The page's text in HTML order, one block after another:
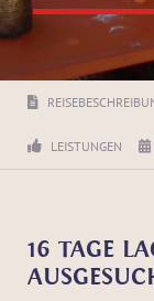
LEISTUNGEN
16 TAGE